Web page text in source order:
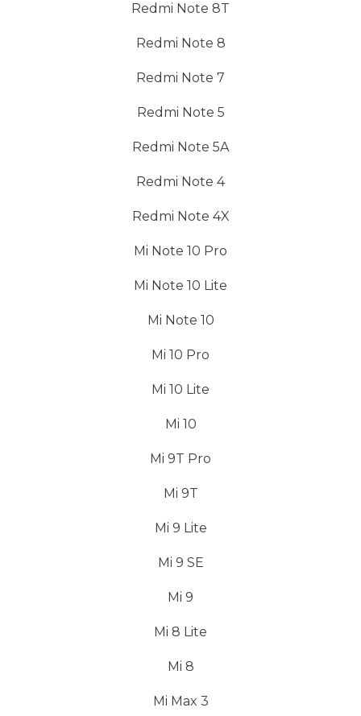
Redmi Note 8T
Redmi Note 8
Redmi Note 7
Redmi Note 5
Redmi Note 5A
Redmi Note 4
Redmi Note 4X
Mi Note 10 Pro
Mi Note 10 Lite
Mi Note 10
Mi 10 Pro
Mi 10 Lite
Mi 10
Mi 9T Pro
Mi 9T
Mi 9 Lite
Mi 9 SE
Mi 9
Mi 8 Lite
Mi 8
Mi Max 3